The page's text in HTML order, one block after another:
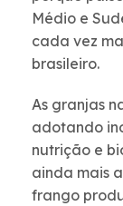
Médio e
cada vez
brasileiro.
As granjas
adotando
nutrição e
ainda mais
frango